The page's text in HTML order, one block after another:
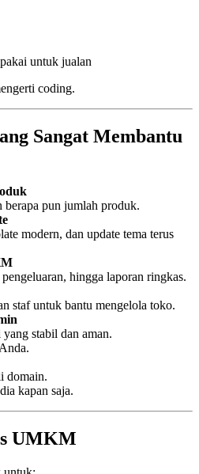
untuk jualan
coding.
Sangat Membantu
berapa pun jumlah produk.
modern, dan update tema terus
hingga laporan ringkas.
staf untuk bantu mengelola toko.
stabil dan aman.
domain.
kapan saja.
UMKM